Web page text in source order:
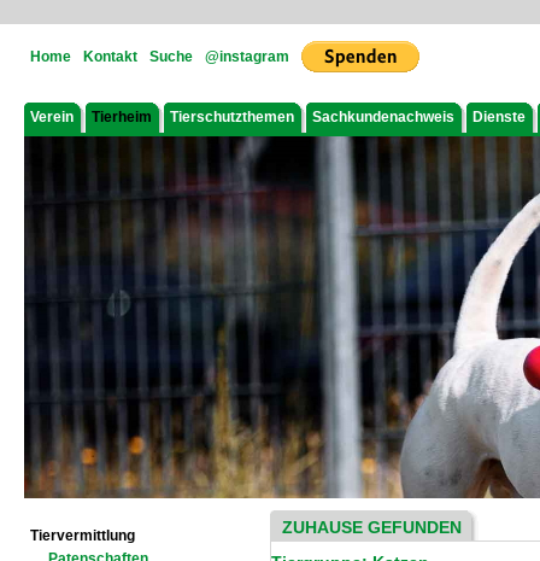
Home Kontakt Suche @instagram
Verein Tierheim Tierschutzthemen Sachkundenachweis Dienste
Tiervermittlung
ZUHAUSE GEFUNDEN